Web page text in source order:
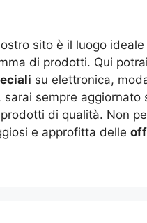
sito è il luogo
di prodotti. Qui
su elettronica,
sempre
di qualità. Non
e approfitta delle